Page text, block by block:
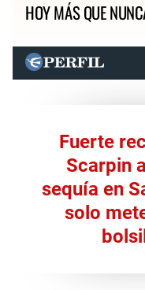
HOY MÁS QUE
Fuerte
Scarpin
sequía en
solo